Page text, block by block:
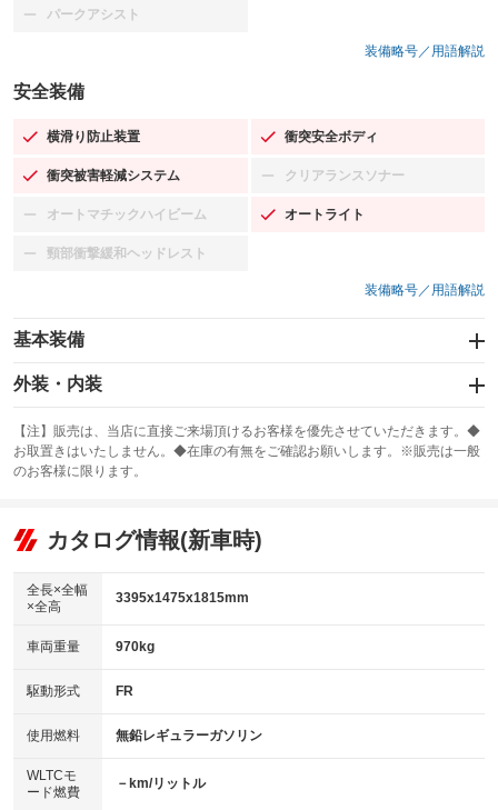
パークアシスト
：装備なし
装備略号／用語解説
安全装備
横滑り防止装置
：装備あり 衝突安全ボディ
：装備あり
衝突被害軽減システム
：装備あり クリアランスソナー
：装備なし
オートマチックハイビーム
：装備なし オートライト
：装備あり
頸部衝撃緩和ヘッドレスト
：装備なし
装備略号／用語解説
基本装備
エアバッグ：運転席/助手席
：装備あり
：装備あり
サンルーフ
：装備なし ABS
リフトアップ
：装備なし
：装備なし
パワーウィンドウ
アイドリングストップ
：装備なし
USB入力端子
：装備あり
100V電源
：装備なし
センターデフロック
：装備なし
外装・内装
カーナビ：メモリーナビ他
：装備あり
TV
：装備なし
ビジュアル：-／DVD再生
：装備あり
：装備あり
革シート
キーレス
HID(キセノンライト)
：装備あり
バックカメラ
：装備あり
エアロ
：装備なし
【注】販売は、当店に直接ご来場頂けるお客様を優先させていただきます。◆
お取置きはいたしません。◆在庫の有無をご確認お願いします。※販売は一般
のお客様に限ります。
カタログ情報(新車時)
全長×全幅
×全高
3395x1475x1815mm
車両重量 970kg
駆動形式 FR
使用燃料 無鉛レギュラーガソリン
WLTCモ
ード燃費
－km/リットル